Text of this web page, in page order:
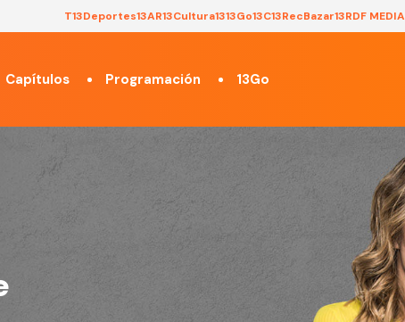
T13Deportes13AR13Cultura1313Go13C13RecBazar13RDF MEDIA
Capítulos Programación 13Go